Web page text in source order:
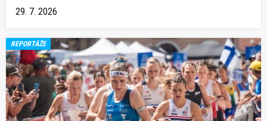
29. 7. 2026
REPORTÁŽE